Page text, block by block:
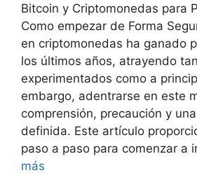
Bitcoin y Criptomonedas para
Como empezar de Forma
en criptomonedas ha ganado
los últimos años, atrayendo
experimentados como a
embargo, adentrarse en este
comprensión, precaución y
definida. Este artículo
paso a paso para comenzar a
más